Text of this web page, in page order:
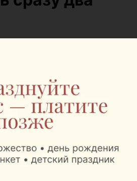
перед вылетом
отправляются они внутренним
рейсом.